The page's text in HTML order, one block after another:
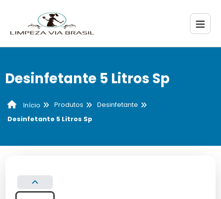
Desinfetante 5 Litros Sp
Início Produtos
Desinfetante
Desinfetante 5 Litros Sp